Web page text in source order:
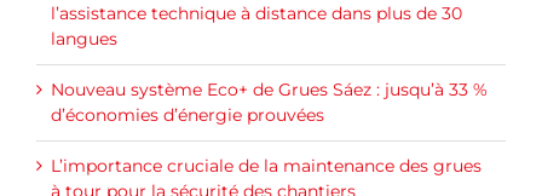
l’assistance technique à distance dans plus de 30
langues
Nouveau système Eco+ de Grues Sáez : jusqu’à 33 %
d’économies d’énergie prouvées
L’importance cruciale de la maintenance des grues
à tour pour la sécurité des chantiers